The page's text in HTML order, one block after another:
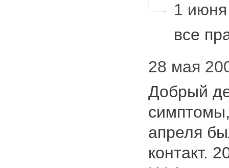
1
все
28 мая
Добрый
апреля
контакт.